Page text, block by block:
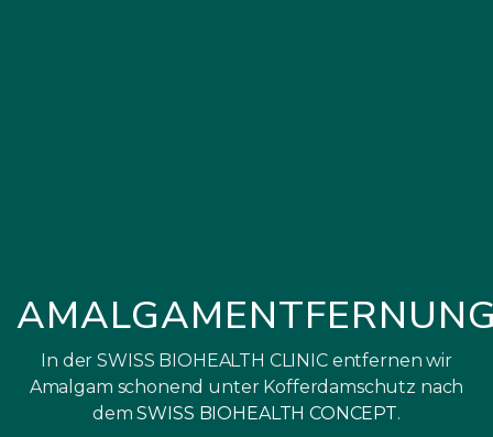
In der SWISS BIOHEALTH CLINIC entfernen wir
Amalgam schonend unter Kofferdamschutz nach
demSWISS BIOHEALTH CONCEPT.